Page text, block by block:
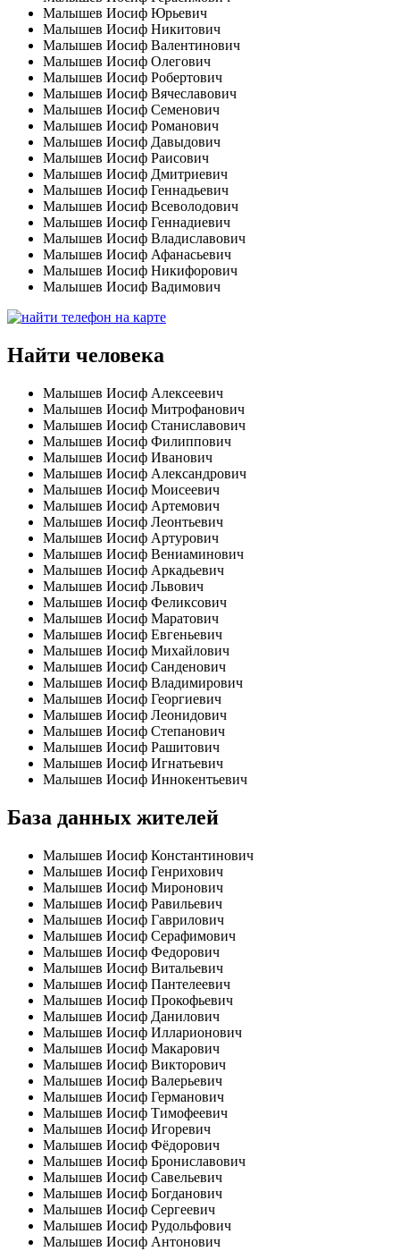
Малышев Иосиф Юрьевич
Малышев Иосиф Никитович
Малышев Иосиф Валентинович
Малышев Иосиф Олегович
Малышев Иосиф Робертович
Малышев Иосиф Вячеславович
Малышев Иосиф Семенович
Малышев Иосиф Романович
Малышев Иосиф Давыдович
Малышев Иосиф Раисович
Малышев Иосиф Дмитриевич
Малышев Иосиф Геннадьевич
Малышев Иосиф Всеволодович
Малышев Иосиф Геннадиевич
Малышев Иосиф Владиславович
Малышев Иосиф Афанасьевич
Малышев Иосиф Никифорович
Малышев Иосиф Вадимович
Найти человека
Малышев Иосиф Алексеевич
Малышев Иосиф Митрофанович
Малышев Иосиф Станиславович
Малышев Иосиф Филиппович
Малышев Иосиф Иванович
Малышев Иосиф Александрович
Малышев Иосиф Моисеевич
Малышев Иосиф Артемович
Малышев Иосиф Леонтьевич
Малышев Иосиф Артурович
Малышев Иосиф Вениаминович
Малышев Иосиф Аркадьевич
Малышев Иосиф Львович
Малышев Иосиф Феликсович
Малышев Иосиф Маратович
Малышев Иосиф Евгеньевич
Малышев Иосиф Михайлович
Малышев Иосиф Санденович
Малышев Иосиф Владимирович
Малышев Иосиф Георгиевич
Малышев Иосиф Леонидович
Малышев Иосиф Степанович
Малышев Иосиф Рашитович
Малышев Иосиф Игнатьевич
Малышев Иосиф Иннокентьевич
База данных жителей
Малышев Иосиф Константинович
Малышев Иосиф Генрихович
Малышев Иосиф Миронович
Малышев Иосиф Равильевич
Малышев Иосиф Гаврилович
Малышев Иосиф Серафимович
Малышев Иосиф Федорович
Малышев Иосиф Витальевич
Малышев Иосиф Пантелеевич
Малышев Иосиф Прокофьевич
Малышев Иосиф Данилович
Малышев Иосиф Илларионович
Малышев Иосиф Макарович
Малышев Иосиф Викторович
Малышев Иосиф Валерьевич
Малышев Иосиф Германович
Малышев Иосиф Тимофеевич
Малышев Иосиф Игоревич
Малышев Иосиф Фёдорович
Малышев Иосиф Брониславович
Малышев Иосиф Савельевич
Малышев Иосиф Богданович
Малышев Иосиф Сергеевич
Малышев Иосиф Рудольфович
Малышев Иосиф Антонович